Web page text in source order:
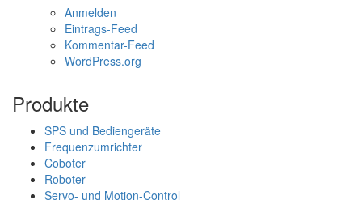
Anmelden
Eintrags-Feed
Kommentar-Feed
WordPress.org
Produkte
SPS und Bediengeräte
Frequenzumrichter
Coboter
Roboter
Servo- und Motion-Control